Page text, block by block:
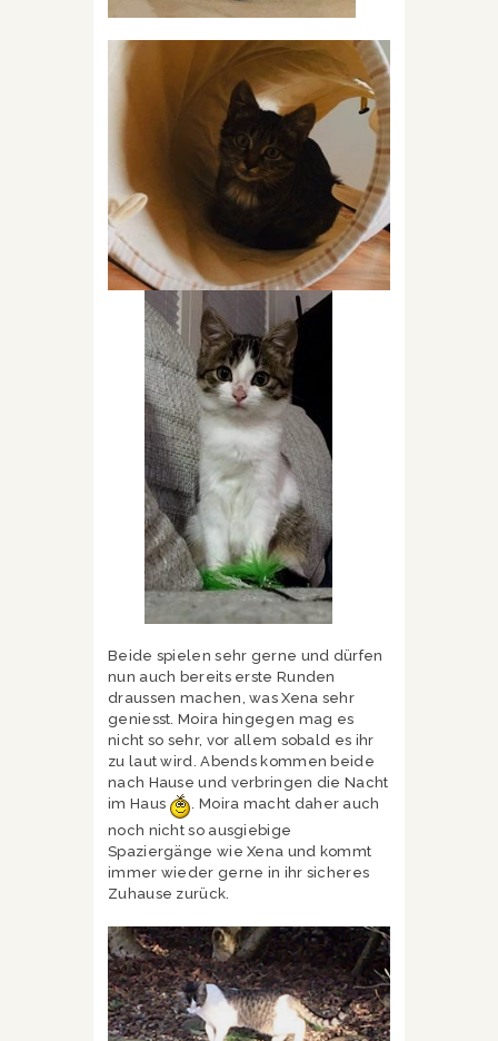
Beide spielen sehr gerne und dürfen
nun auch bereits erste Runden
draussen machen, was Xena sehr
geniesst. Moira hingegen mag es
nicht so sehr, vor allem sobald es ihr
zu laut wird. Abends kommen beide
nach Hause und verbringen die Nacht
im Haus
. Moira macht daher auch
noch nicht so ausgiebige
Spaziergänge wie Xena und kommt
immer wieder gerne in ihr sicheres
Zuhause zurück.